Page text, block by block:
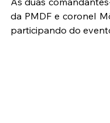
da PMDF e coronel
participando do